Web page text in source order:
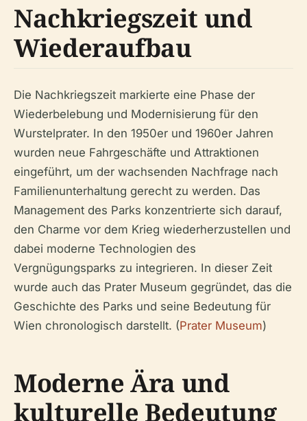
Nachkriegszeit und
Wiederaufbau
Die Nachkriegszeit markierte eine Phase der
Wiederbelebung und Modernisierung für den
Wurstelprater. In den 1950er und 1960er Jahren
wurden neue Fahrgeschäfte und Attraktionen
eingeführt, um der wachsenden Nachfrage nach
Familienunterhaltung gerecht zu werden. Das
Management des Parks konzentrierte sich darauf,
den Charme vor dem Krieg wiederherzustellen und
dabei moderne Technologien des
Vergnügungsparks zu integrieren. In dieser Zeit
wurde auch das Prater Museum gegründet, das die
Geschichte des Parks und seine Bedeutung für
Wien chronologisch darstellt. (Prater Museum)
Moderne Ära und
kulturelle Bedeutung